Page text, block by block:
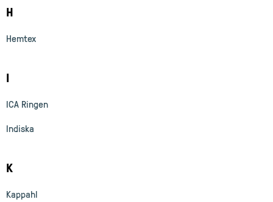
H
Hemtex
I
ICA Ringen
Indiska
K
Kappahl